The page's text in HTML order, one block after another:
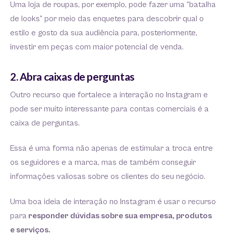
Uma loja de roupas, por exemplo, pode fazer uma “batalha
de looks” por meio das enquetes para descobrir qual o
estilo e gosto da sua audiência para, posteriormente,
investir em peças com maior potencial de venda.
2. Abra caixas de perguntas
Outro recurso que fortalece a interação no Instagram e
pode ser muito interessante para contas comerciais é a
caixa de perguntas.
Essa é uma forma não apenas de estimular a troca entre
os seguidores e a marca, mas de também conseguir
informações valiosas sobre os clientes do seu negócio.
Uma boa ideia de interação no Instagram é usar o recurso
para responder dúvidas sobre sua empresa, produtos
e serviços.